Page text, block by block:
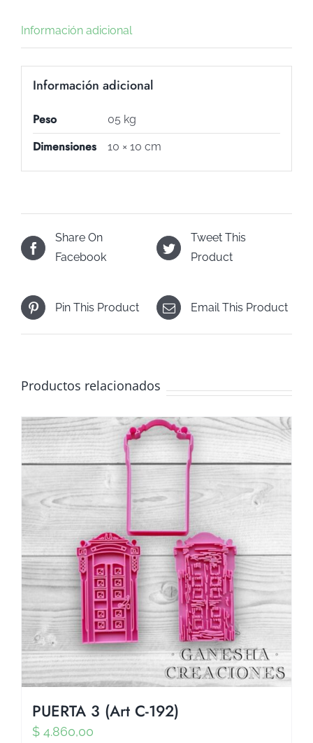
Información adicional
Información adicional
Peso 05 kg
Dimensiones 10 × 10 cm
Share On
Facebook
Tweet This
Product
Pin This Product Email This Product
Productos relacionados
PUERTA 3 (Art C-192)
$ 4.860,00